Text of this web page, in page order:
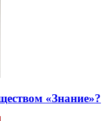
«Знание»?